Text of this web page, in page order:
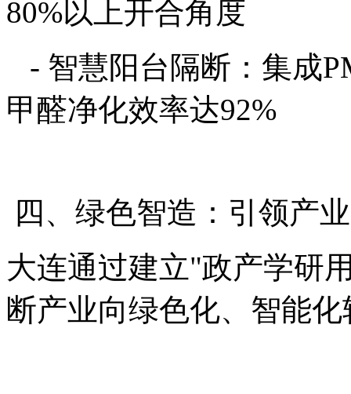
80%以上开合角度
- 智慧阳台隔断：集成
甲醛净化效率达92%
四、绿色智造：引领产
大连通过建立"政产学研
断产业向绿色化、智能